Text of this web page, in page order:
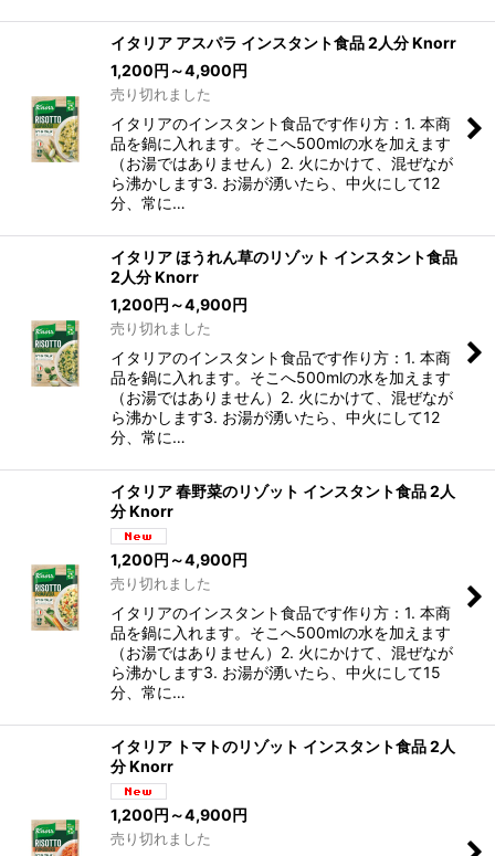
イタリア アスパラ インスタント食品 2人分 Knorr
1,200円 ～4,900円
売り切れました
イタリアのインスタント食品です作り方：1. 本商
品を鍋に入れます。そこへ500mlの水を加えます
（お湯ではありません）2. 火にかけて、混ぜなが
ら沸かします3. お湯が湧いたら、中火にして12
分、常に…
イタリア ほうれん草のリゾット インスタント食品
2人分 Knorr
1,200円 ～4,900円
売り切れました
イタリアのインスタント食品です作り方：1. 本商
品を鍋に入れます。そこへ500mlの水を加えます
（お湯ではありません）2. 火にかけて、混ぜなが
ら沸かします3. お湯が湧いたら、中火にして12
分、常に…
イタリア 春野菜のリゾット インスタント食品 2人
分 Knorr
1,200円 ～4,900円
売り切れました
イタリアのインスタント食品です作り方：1. 本商
品を鍋に入れます。そこへ500mlの水を加えます
（お湯ではありません）2. 火にかけて、混ぜなが
ら沸かします3. お湯が湧いたら、中火にして15
分、常に…
イタリア トマトのリゾット インスタント食品 2人
分 Knorr
1,200円 ～4,900円
売り切れました